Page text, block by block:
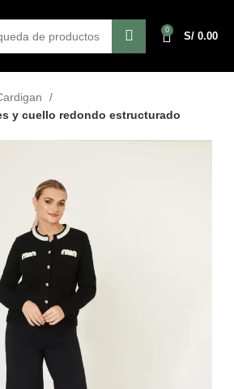
0
S/ 0.00
y cuello redondo estructurado